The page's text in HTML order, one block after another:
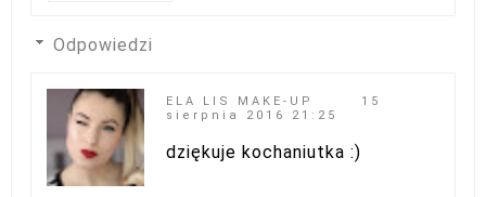
Odpowiedzi
ELA LIS MAKE-UP
15
sierpnia 2016 21:25
dziękuje kochaniutka :)